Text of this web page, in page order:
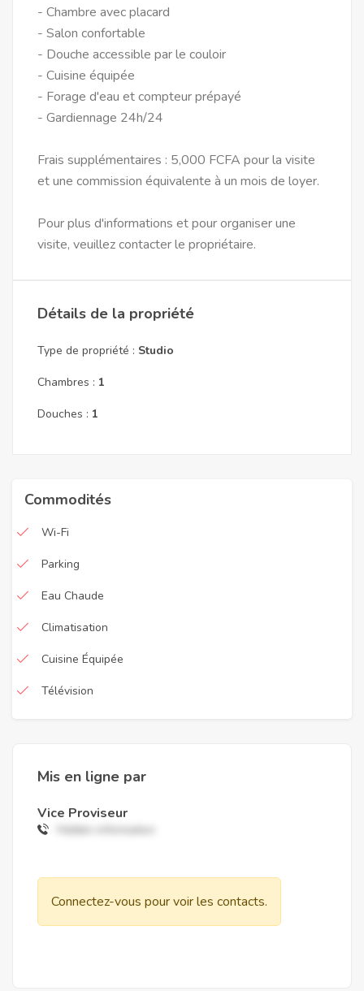
- Chambre avec placard
- Salon confortable
- Douche accessible par le couloir
- Cuisine équipée
- Forage d'eau et compteur prépayé
- Gardiennage 24h/24
Frais supplémentaires : 5,000 FCFA pour la visite
et une commission équivalente à un mois de loyer.
Pour plus d'informations et pour organiser une
visite, veuillez contacter le propriétaire.
Détails de la propriété
Type de propriété : Studio
Chambres : 1
Douches : 1
Commodités
Wi-Fi
Parking
Eau Chaude
Climatisation
Cuisine Équipée
Télévision
Mis en ligne par
Vice Proviseur
Hidden information
Connectez-vous pour voir les contacts.